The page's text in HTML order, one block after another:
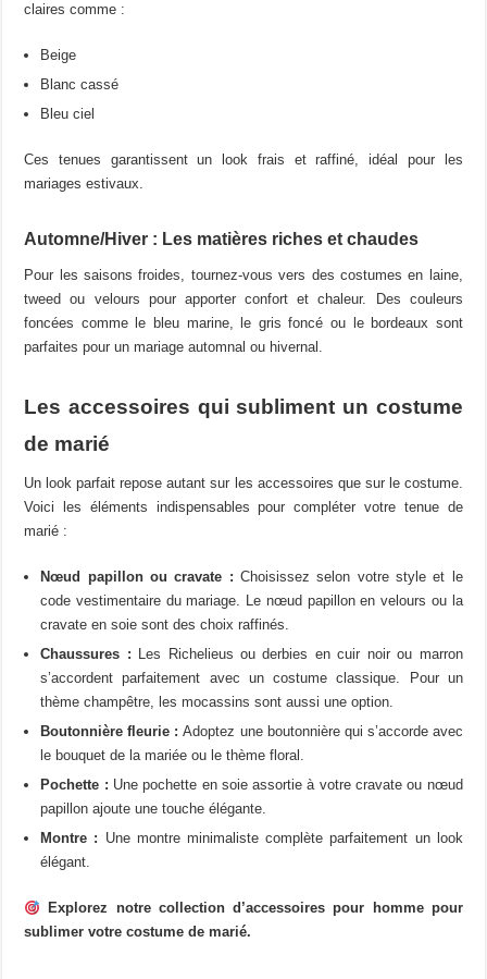
claires comme :
Beige
Blanc cassé
Bleu ciel
Ces tenues garantissent un look frais et raffiné, idéal pour les
mariages estivaux.
Automne/Hiver : Les matières riches et chaudes
Pour les saisons froides, tournez-vous vers des costumes en laine,
tweed ou velours pour apporter confort et chaleur. Des couleurs
foncées comme le bleu marine, le gris foncé ou le bordeaux sont
parfaites pour un mariage automnal ou hivernal.
Les accessoires qui subliment un costume
de marié
Un look parfait repose autant sur les accessoires que sur le costume.
Voici les éléments indispensables pour compléter votre tenue de
marié :
Nœud papillon ou cravate : Choisissez selon votre style et le
code vestimentaire du mariage. Le nœud papillon en velours ou la
cravate en soie sont des choix raffinés.
Chaussures : Les Richelieus ou derbies en cuir noir ou marron
s’accordent parfaitement avec un costume classique. Pour un
thème champêtre, les mocassins sont aussi une option.
Boutonnière fleurie : Adoptez une boutonnière qui s’accorde avec
le bouquet de la mariée ou le thème floral.
Pochette : Une pochette en soie assortie à votre cravate ou nœud
papillon ajoute une touche élégante.
Montre : Une montre minimaliste complète parfaitement un look
élégant.
Explorez notre collection d’accessoires pour homme pour
sublimer votre costume de marié.